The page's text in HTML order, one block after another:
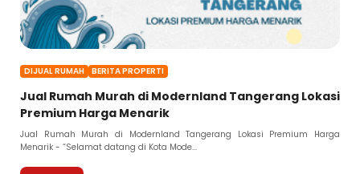
DIJUAL RUMAH BERITA PROPERTI
Jual Rumah Murah di Modernland Tangerang Lokasi
Premium Harga Menarik
Jual Rumah Murah di Modernland Tangerang Lokasi Premium Harga
Menarik - “Selamat datang di Kota Mode...